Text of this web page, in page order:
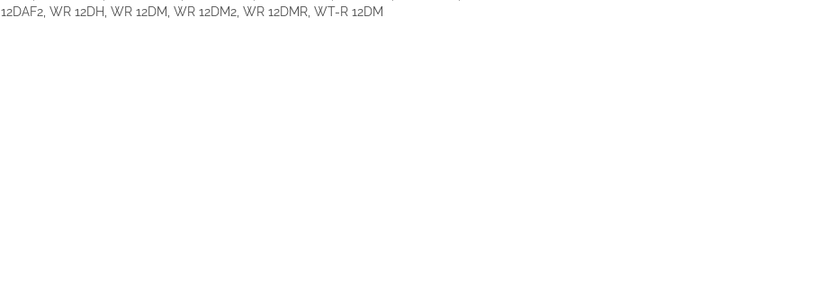
12DAF2, WR 12DH, WR 12DM, WR 12DM2, WR 12DMR, WT-R 12DM